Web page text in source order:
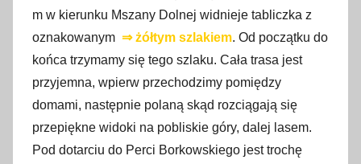
m w kierunku Mszany Dolnej widnieje tabliczka z
oznakowanym ⇒ żółtym szlakiem. Od początku do
końca trzymamy się tego szlaku. Cała trasa jest
przyjemna, wpierw przechodzimy pomiędzy
domami, następnie polaną skąd rozciągają się
przepiękne widoki na pobliskie góry, dalej lasem.
Pod dotarciu do Perci Borkowskiego jest trochę